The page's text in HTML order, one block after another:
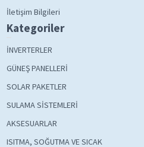
İletişim Bilgileri
Kategoriler
İNVERTERLER
GÜNEŞ PANELLERİ
SOLAR PAKETLER
SULAMA SİSTEMLERİ
AKSESUARLAR
ISITMA, SOĞUTMA VE SICAK